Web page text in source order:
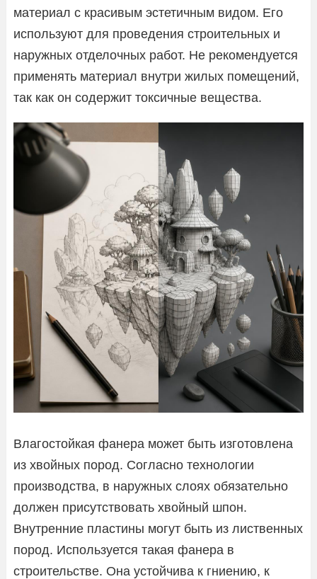
материал с красивым эстетичным видом. Его
используют для проведения строительных и
наружных отделочных работ. Не рекомендуется
применять материал внутри жилых помещений,
так как он содержит токсичные вещества.
Влагостойкая фанера может быть изготовлена
из хвойных пород. Согласно технологии
производства, в наружных слоях обязательно
должен присутствовать хвойный шпон.
Внутренние пластины могут быть из лиственных
пород. Используется такая фанера в
строительстве. Она устойчива к гниению, к